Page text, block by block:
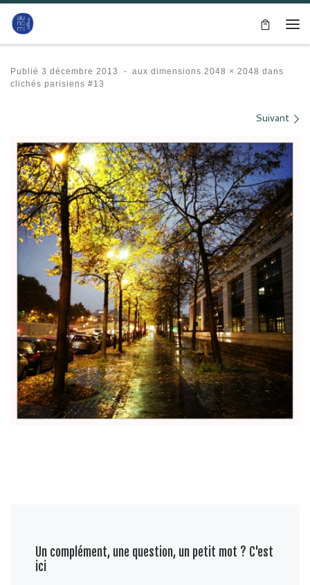
Passer au contenu
Publié 3 décembre 2013 - aux dimensions 2048 × 2048 dans
clichés parisiens #13
Suivant
Un complément, une question, un petit mot ? C'est
ici